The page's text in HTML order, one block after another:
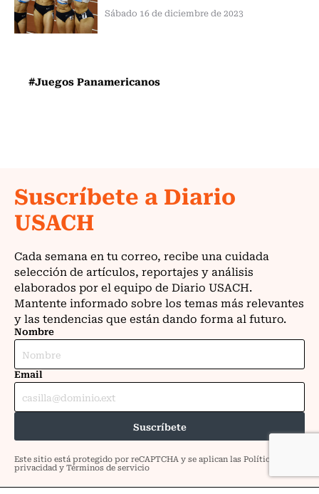
Sábado 16 de diciembre de 2023
#Juegos Panamericanos